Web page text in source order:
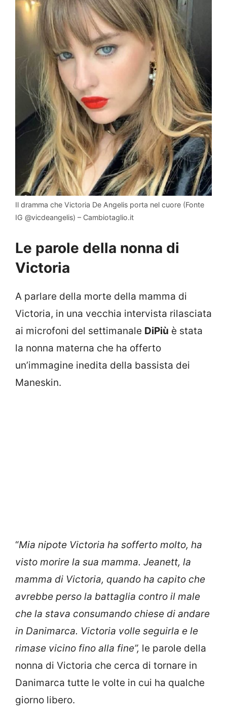
Il dramma che Victoria De Angelis porta nel cuore (Fonte
IG @vicdeangelis) – Cambiotaglio.it
Le parole della nonna di
Victoria
A parlare della morte della mamma di
Victoria, in una vecchia intervista rilasciata
ai microfoni del settimanale DiPiù è stata
la nonna materna che ha offerto
un’immagine inedita della bassista dei
Maneskin.
“Mia nipote Victoria ha sofferto molto, ha
visto morire la sua mamma. Jeanett, la
mamma di Victoria, quando ha capito che
avrebbe perso la battaglia contro il male
che la stava consumando chiese di andare
in Danimarca. Victoria volle seguirla e le
rimase vicino fino alla fine”, le parole della
nonna di Victoria che cerca di tornare in
Danimarca tutte le volte in cui ha qualche
giorno libero.